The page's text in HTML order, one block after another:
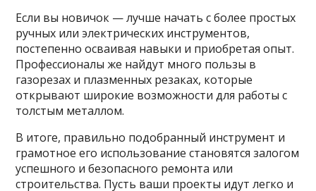
Если вы новичок — лучше начать с более простых
ручных или электрических инструментов,
постепенно осваивая навыки и приобретая опыт.
Профессионалы же найдут много пользы в
газорезах и плазменных резаках, которые
открывают широкие возможности для работы с
толстым металлом.
В итоге, правильно подобранный инструмент и
грамотное его использование становятся залогом
успешного и безопасного ремонта или
строительства. Пусть ваши проекты идут легко и